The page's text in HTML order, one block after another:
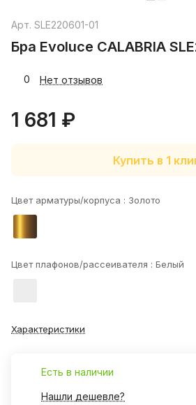
Арт. SLE220601-01
Бра Evoluce CALABRIA
0 Нет отзывов
1 681 ₽
Купить в 1
Цвет арматуры/корпуса : Золото
Цвет плафонов/рассеивателя : Белый
Характеристики
Есть в наличии
Нашли дешевле?